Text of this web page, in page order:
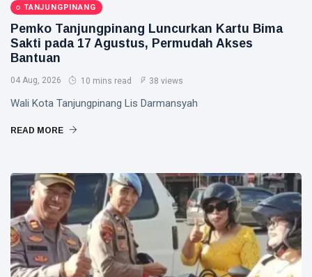
TANJUNGPINANG
Pemko Tanjungpinang Luncurkan Kartu Bima
Sakti pada 17 Agustus, Permudah Akses
Bantuan
04 Aug, 2026 10 mins read 38 views
Wali Kota Tanjungpinang Lis Darmansyah
READ MORE